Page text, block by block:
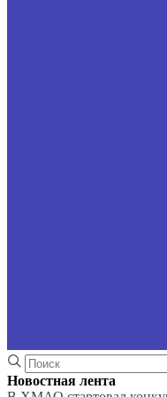
Новостная лента